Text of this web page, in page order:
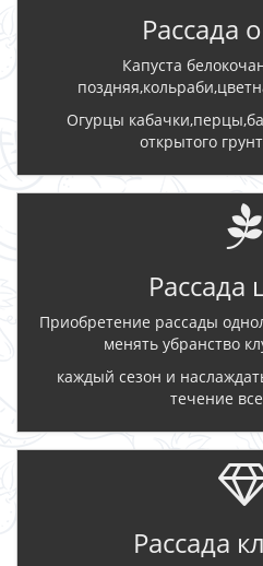
Рассада
Капуста
Огурцы
открытого
Рассада
Приобретение рассады
менять убранство
каждый сезон и
течение
Рассада